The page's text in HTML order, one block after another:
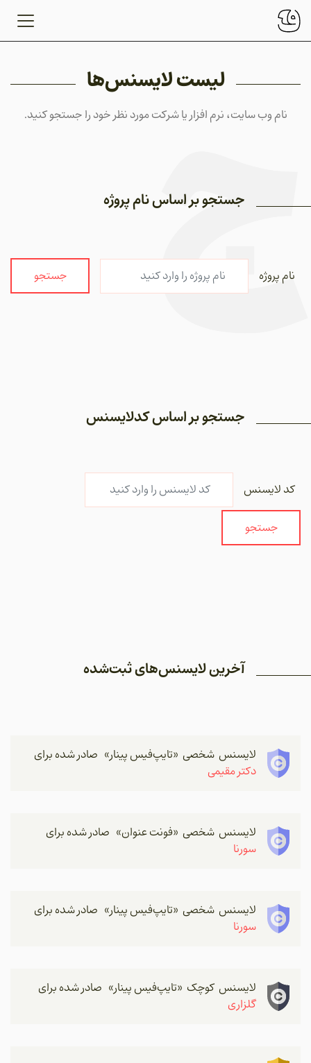
لیست لایسنس‌ها
نام وب سایت، نرم افزار یا شرکت مورد نظر خود را جستجو کنید.
جستجو بر اساس نام پروژه
نام پروژه جستجو
جستجو بر اساس کدلایسنس
کد لایسنس
جستجو
آخرین لایسنس‌های ثبت‌شده
لایسنس شخصی «تایپ‌فیس پینار» صادر شده برای
دکتر مقیمی
لایسنس شخصی «فونت عنوان» صادر شده برای
سورنا
لایسنس شخصی «تایپ‌فیس پینار» صادر شده برای
سورنا
لایسنس کوچک «تایپ‌فیس پینار» صادر شده برای
گلزاری